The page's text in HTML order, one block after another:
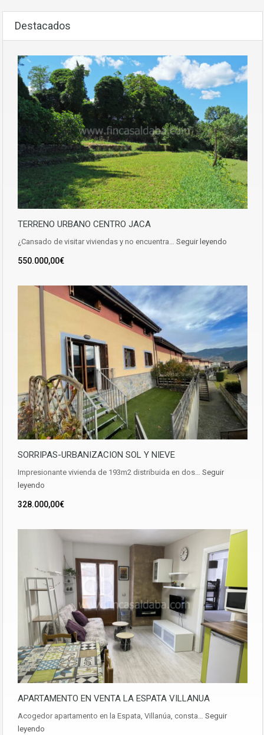
Destacados
TERRENO URBANO CENTRO JACA
¿Cansado de visitar viviendas y no encuentra… Seguir leyendo
550.000,00€
SORRIPAS-URBANIZACION SOL Y NIEVE
Impresionante vivienda de 193m2 distribuida en dos… Seguir
leyendo
328.000,00€
APARTAMENTO EN VENTA LA ESPATA VILLANUA
Acogedor apartamento en la Espata, Villanúa, consta… Seguir
leyendo